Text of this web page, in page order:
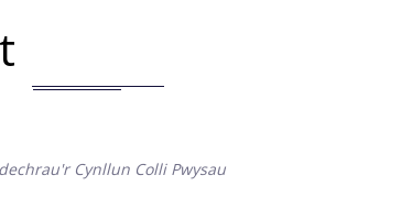
Cynllun Colli Pwysau